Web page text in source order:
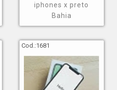
iphones x preto
Bahia
Cod.:1681